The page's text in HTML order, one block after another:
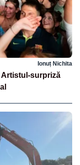
Ionuț Nichita
Artistul-surpriză